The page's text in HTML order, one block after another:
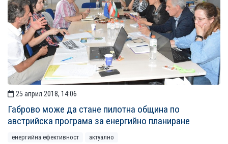
25 април 2018, 14:06
Габрово може да стане пилотна община по
австрийска програма за енергийно планиране
енергийна ефективност актуално